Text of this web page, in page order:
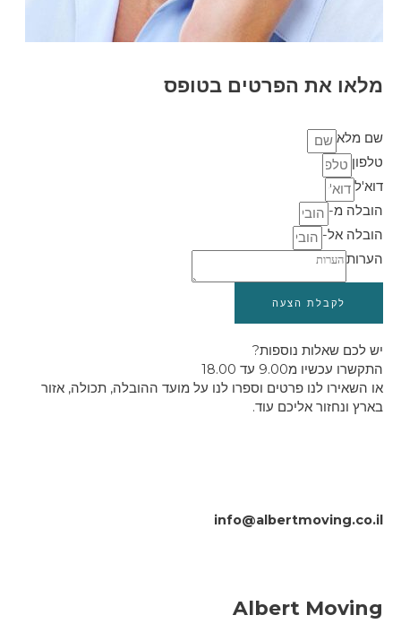
מלאו את הפרטים בטופס
שם מלא
טלפון
דוא'ל
הובלה מ-
הובלה אל-
הערות
לקבלת הצעה
יש לכם שאלות נוספות?
התקשרו עכשיו מ9.00 עד 18.00
או השאירו לנו פרטים וספרו לנו על מועד ההובלה, תכולה, אזור
בארץ ונחזור אליכם עוד.
info@albertmoving.co.il
Albert Moving